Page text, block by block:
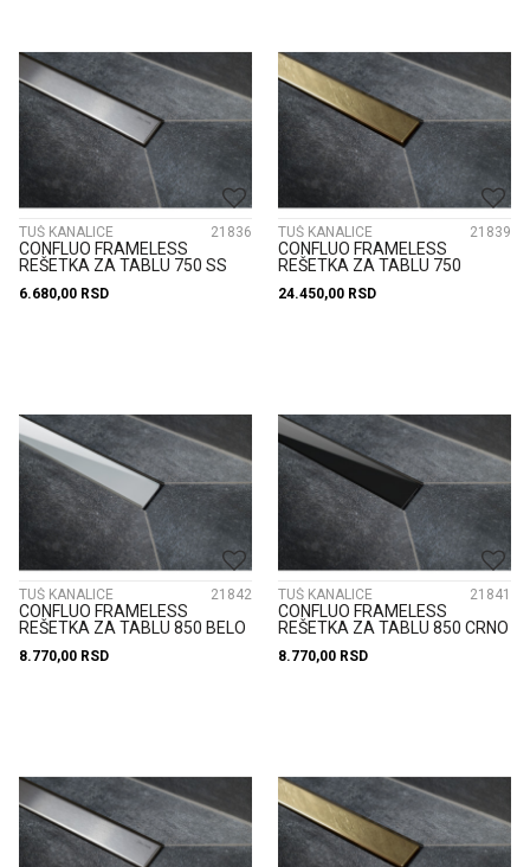
TUŠ KANALICE 21836
CONFLUO FRAMELESS
REŠETKA ZA TABLU 750 SS
6.680,00 RSD
TUŠ KANALICE 21839
CONFLUO FRAMELESS
REŠETKA ZA TABLU 750
24.450,00 RSD
TUŠ KANALICE 21842
CONFLUO FRAMELESS
REŠETKA ZA TABLU 850 BELO
8.770,00 RSD
TUŠ KANALICE 21841
CONFLUO FRAMELESS
REŠETKA ZA TABLU 850 CRNO
8.770,00 RSD